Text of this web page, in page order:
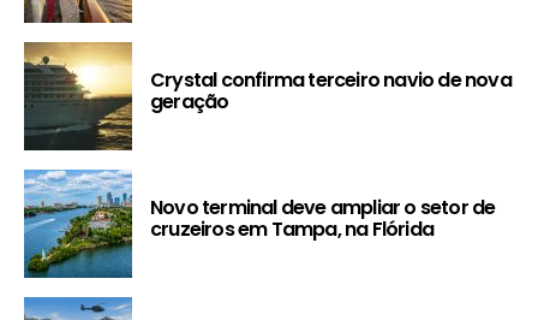
Crystal confirma terceiro navio de nova
geração
Novo terminal deve ampliar o setor de
cruzeiros em Tampa, na Flórida